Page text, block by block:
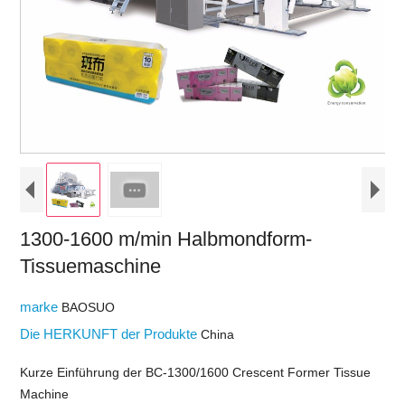
1300-1600 m/min Halbmondform-
Tissuemaschine
marke BAOSUO
Die HERKUNFT der ProdukteChina
Kurze Einführung der BC-1300/1600 Crescent Former Tissue
Machine